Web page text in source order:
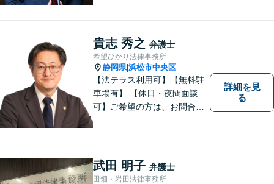
法律事務所】
貴志 秀之 弁護士
希望ひかり法律事務所
静岡県|浜松市中央区
【法テラス利用可】【無料駐
車場有】 【休日・夜間面談
可】ご希望の方は、お問合せ
料無料◆
詳細を見
る
武田 明子 弁護士
田畑・岩田法律事務所